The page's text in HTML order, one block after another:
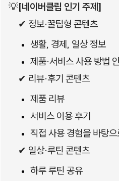
💡[네이버클립 인기 주제]
✔ 정보·꿀팁형 콘텐츠
생활, 경제, 일상 정보
제품·서비스 사용 방법
✔ 리뷰·후기 콘텐츠
제품 리뷰
서비스 이용 후기
직접 사용 경험을 바탕
✔ 일상·루틴 콘텐츠
하루 루틴 공유